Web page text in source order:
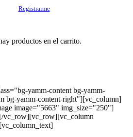
Registrarme
productos en el carrito.
yamm-content bg-yamm-
bg-yamm-content-right"][vc_column]
image="5663" img_size="250"]
vc_row][vc_row][vc_column